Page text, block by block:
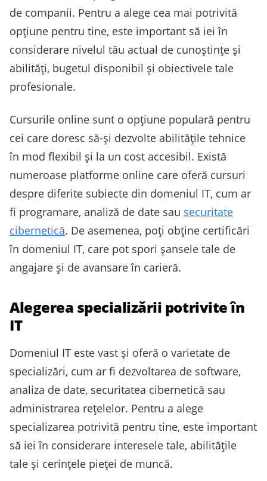
de companii. Pentru a alege cea mai potrivită
opțiune pentru tine, este important să iei în
considerare nivelul tău actual de cunoștințe și
abilități, bugetul disponibil și obiectivele tale
profesionale.
Cursurile online sunt o opțiune populară pentru
cei care doresc să-și dezvolte abilitățile tehnice
în mod flexibil și la un cost accesibil. Există
numeroase platforme online care oferă cursuri
despre diferite subiecte din domeniul IT, cum ar
fi programare, analiză de date sau securitate
cibernetică. De asemenea, poți obține certificări
în domeniul IT, care pot spori șansele tale de
angajare și de avansare în carieră.
Alegerea specializării potrivite în
IT
Domeniul IT este vast și oferă o varietate de
specializări, cum ar fi dezvoltarea de software,
analiza de date, securitatea cibernetică sau
administrarea rețelelor. Pentru a alege
specializarea potrivită pentru tine, este important
să iei în considerare interesele tale, abilitățile
tale și cerințele pieței de muncă.